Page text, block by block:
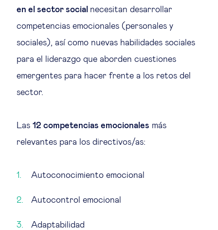
en el sector social necesitan desarrollar
competencias emocionales (personales y
sociales), así como nuevas habilidades sociales
para el liderazgo que aborden cuestiones
emergentes para hacer frente a los retos del
sector.
Las 12 competencias emocionales más
relevantes para los directivos/as:
Autoconocimiento emocional
Autocontrol emocional
Adaptabilidad